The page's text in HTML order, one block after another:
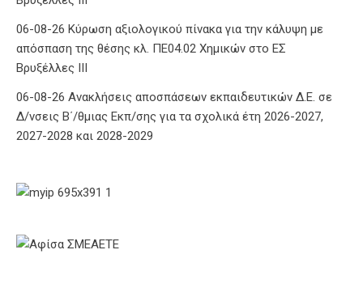
06-08-26 Κύρωση αξιολογικού πίνακα για την κάλυψη με
απόσπαση της θέσης κλ. ΠΕ04.02 Χημικών στο ΕΣ
Βρυξέλλες ΙΙΙ
06-08-26 Ανακλήσεις αποσπάσεων εκπαιδευτικών Δ.Ε. σε
Δ/νσεις Β΄/θμιας Εκπ/σης για τα σχολικά έτη 2026-2027,
2027-2028 και 2028-2029